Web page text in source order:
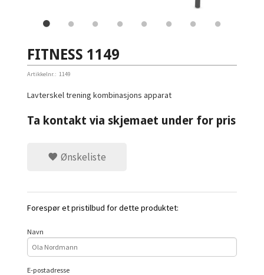
FITNESS 1149
Artikkelnr.: 1149
Lavterskel trening kombinasjons apparat
Ta kontakt via skjemaet under for pris
Ønskeliste
Forespør et pristilbud for dette produktet:
Navn
E-postadresse